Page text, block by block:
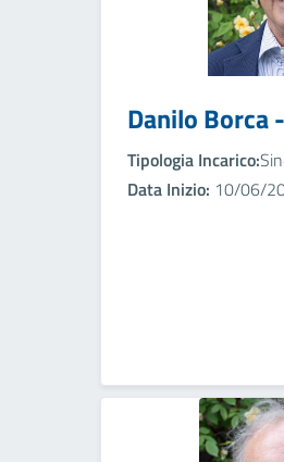
Danilo Borca
Tipologia Incarico:
Data Inizio: 10/06/